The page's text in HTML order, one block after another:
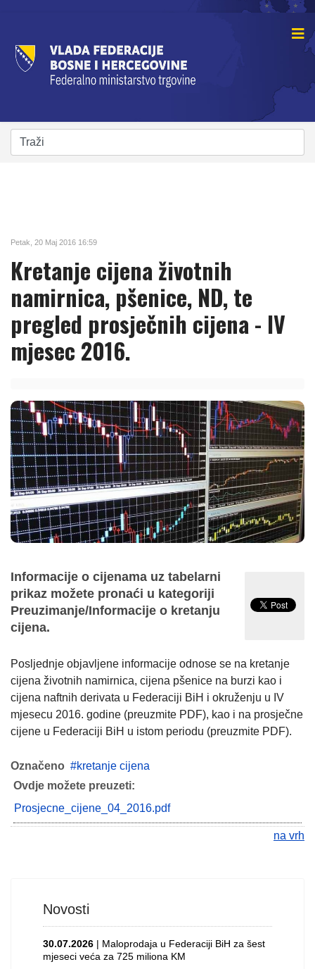
Petak, 20 Maj 2016 16:59
Kretanje cijena životnih
namirnica, pšenice, ND, te
pregled prosječnih cijena - IV
mjesec 2016.
Informacije o cijenama uz tabelarni
prikaz možete pronaći u kategoriji
Preuzimanje/Informacije o kretanju
cijena.
Posljednje objavljene informacije odnose se na kretanje
cijena životnih namirnica, cijena pšenice na burzi kao i
cijena naftnih derivata u Federaciji BiH i okruženju u IV
mjesecu 2016. godine (preuzmite PDF), kao i na prosječne
cijene u Federaciji BiH u istom periodu (preuzmite PDF).
Označeno
kretanje cijena
Ovdje možete preuzeti:
Prosjecne_cijene_04_2016.pdf
na vrh
Novosti
30.07.2026 | Maloprodaja u Federaciji BiH za šest
mjeseci veća za 725 miliona KM